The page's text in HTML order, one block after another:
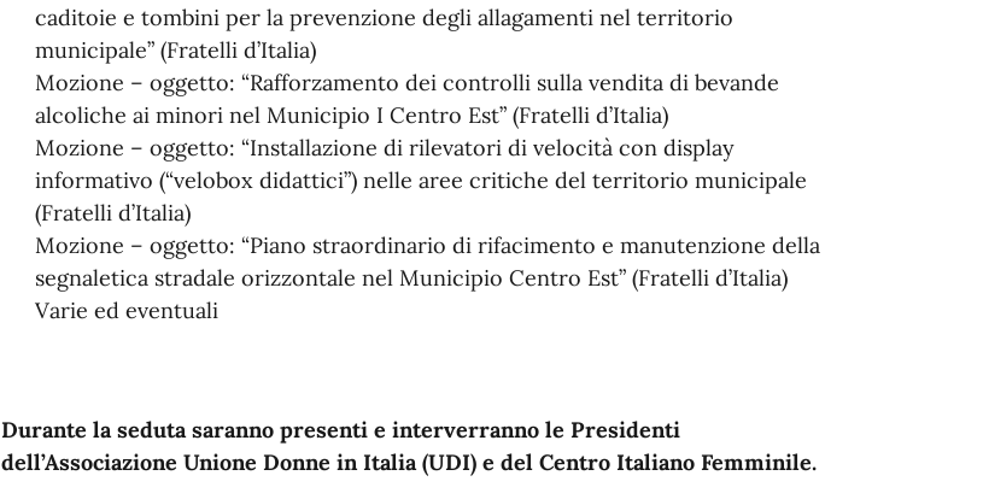
caditoie e tombini per la prevenzione degli allagamenti nel territorio
municipale” (Fratelli d’Italia)
Mozione – oggetto: “Rafforzamento dei controlli sulla vendita di bevande
alcoliche ai minori nel Municipio I Centro Est” (Fratelli d’Italia)
Mozione – oggetto: “Installazione di rilevatori di velocità con display
informativo (“velobox didattici”) nelle aree critiche del territorio municipale
(Fratelli d’Italia)
Mozione – oggetto: “Piano straordinario di rifacimento e manutenzione della
segnaletica stradale orizzontale nel Municipio Centro Est” (Fratelli d’Italia)
Varie ed eventuali
Durante la seduta saranno presenti e interverranno le Presidenti
dell’Associazione Unione Donne in Italia (UDI) e del Centro Italiano Femminile.